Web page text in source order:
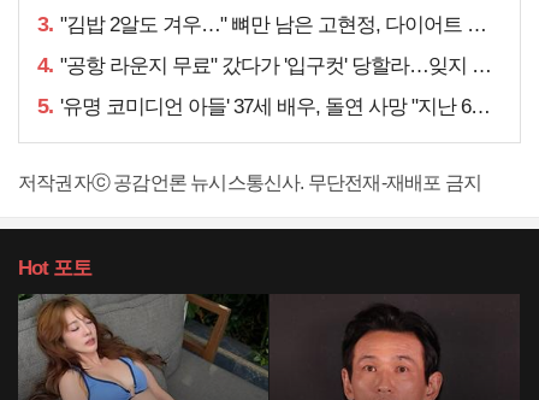
3. "김밥 2알도 겨우…" 뼈만 남은 고현정, 다이어트 아니라
4. "공항 라운지 무료" 갔다가 '입구컷' 당할라…잊지 말아야 할 것
5. '유명 코미디언 아들' 37세 배우, 돌연 사망 "지난 6월에도…"
저작권자ⓒ 공감언론 뉴시스통신사. 무단전재-재배포 금지
Hot포토